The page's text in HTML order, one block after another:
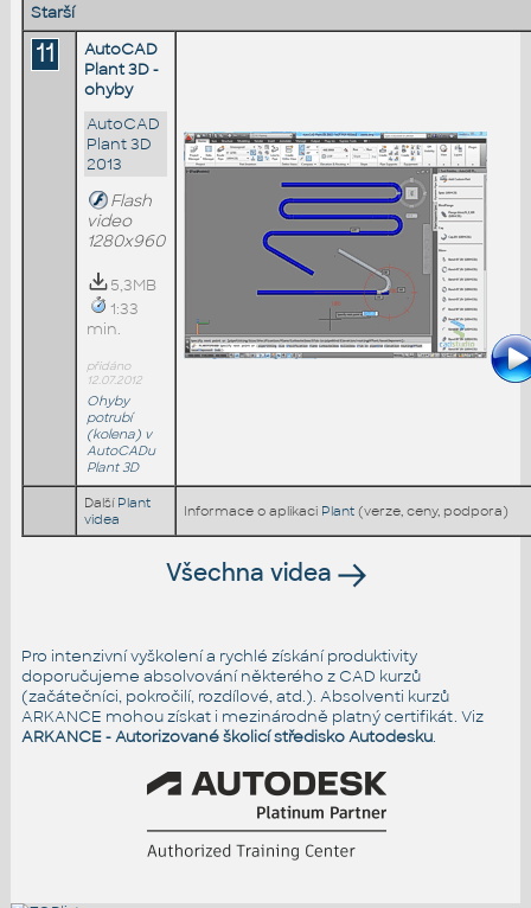
Starší
11
AutoCAD
Plant 3D -
ohyby
AutoCAD
Plant 3D
2013
Flash
video
1280x960
5,3MB
1:33
min.
přidáno
12.07.2012
Ohyby
potrubí
(kolena) v
AutoCADu
Plant 3D
Další Plant
videa
Informace o aplikaci Plant(verze, ceny, podpora)
Všechna videa
Pro intenzivní vyškolení a rychlé získání produktivity
doporučujeme absolvování některého z CAD kurzů
(začátečníci, pokročilí, rozdílové, atd.). Absolventi kurzů
ARKANCE mohou získat i mezinárodně platný certifikát. Viz
ARKANCE - Autorizované školicí středisko Autodesku.